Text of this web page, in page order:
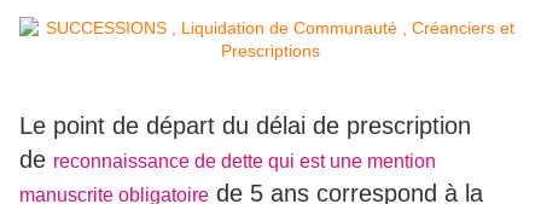
Le point de départ du délai de prescription
de reconnaissance de dette qui est une mention
manuscrite obligatoire de 5 ans correspond à la